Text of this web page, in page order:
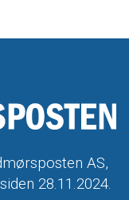
AS,
28.11.2024.